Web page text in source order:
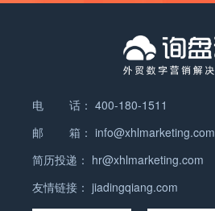
电 话： 400-180-1511
邮 箱： info@xhlmarketing.com
简历投递： hr@xhlmarketing.com
友情链接： jiadingqiang.com